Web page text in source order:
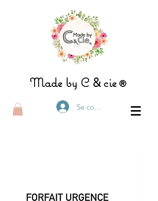
Made by C &cie®
Se connecter